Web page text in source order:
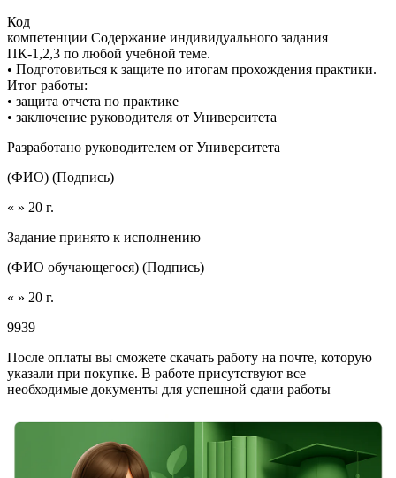
Код
компетенции Содержание индивидуального задания
ПК-1,2,3 по любой учебной теме.
• Подготовиться к защите по итогам прохождения практики.
Итог работы:
• защита отчета по практике
• заключение руководителя от Университета
Разработано руководителем от Университета
(ФИО) (Подпись)
« » 20 г.
Задание принято к исполнению
(ФИО обучающегося) (Подпись)
« » 20 г.
9939
После оплаты вы сможете скачать работу на почте, которую
указали при покупке. В работе присутствуют все
необходимые документы для успешной сдачи работы